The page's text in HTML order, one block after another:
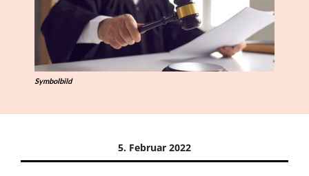
Symbolbild
5. Februar 2022